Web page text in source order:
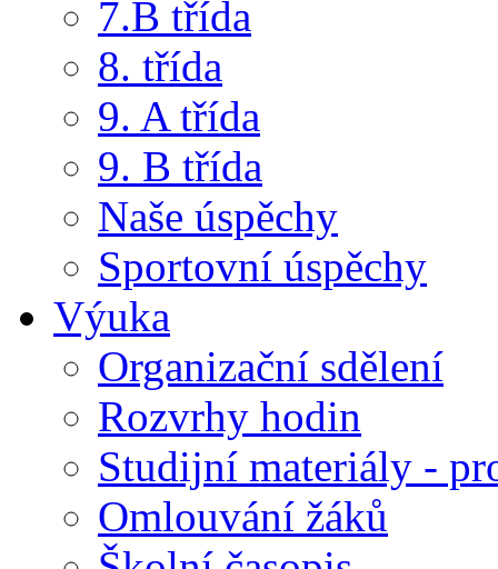
7.B třída
8. třída
9. A třída
9. B třída
Naše úspěchy
Sportovní úspěchy
Výuka
Organizační sdělení
Rozvrhy hodin
Studijní materiály -
Omlouvání žáků